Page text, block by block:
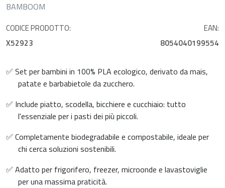
BAMBOOM
CODICE PRODOTTO:
X52923
EAN:
8054040199554
✅ Set per bambini in 100% PLA ecologico, derivato da mais,
patate e barbabietole da zucchero.
✅ Include piatto, scodella, bicchiere e cucchiaio: tutto
l'essenziale per i pasti dei più piccoli.
✅ Completamente biodegradabile e compostabile, ideale per
chi cerca soluzioni sostenibili.
✅ Adatto per frigorifero, freezer, microonde e lavastoviglie
per una massima praticità.